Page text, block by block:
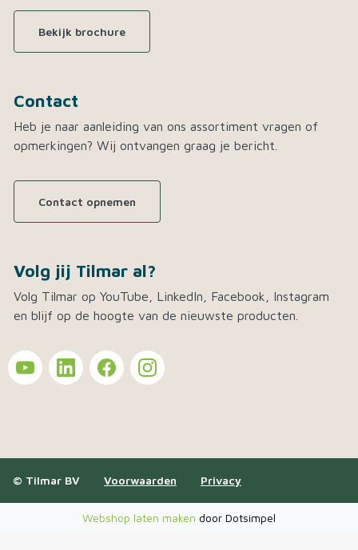
Bekijk brochure
Contact
Heb je naar aanleiding van ons assortiment vragen of
opmerkingen? Wij ontvangen graag je bericht.
Contact opnemen
Volg jij Tilmar al?
Volg Tilmar op YouTube, LinkedIn, Facebook, Instagram
en blijf op de hoogte van de nieuwste producten.
© Tilmar BV Voorwaarden Privacy
Webshop laten maken door Dotsimpel